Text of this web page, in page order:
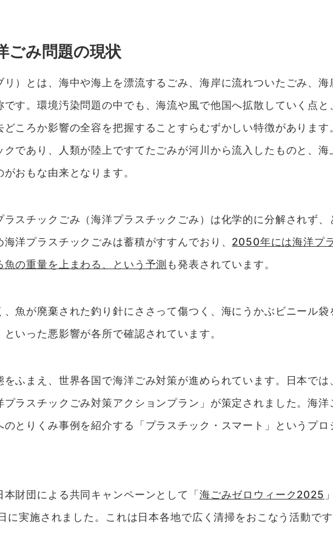
ごみ問題の現状
）とは、海中や海上を漂流するごみ、海岸に流れついたごみ、海
です。環境汚染問題の中でも、海流や風で他国へ拡散していく点と
どころか影響の全容を把握することすらむずかしい特徴があります
であり、人類が陸上ですてたごみが河川から流入したものと、海
おもな由来となります。
スチックごみ（海洋プラスチックごみ）は化学的に分解されず、
洋プラスチックごみは蓄積がすすんでおり、 2050年には海洋プ
の重量を上まわる、という予測 も発表されています。
魚が廃棄された釣り針にささって傷つく、海にうかぶビニール袋
いった悪影響が各所で確認されています。
をふまえ、世界各国で海洋ごみ対策が進められています。日本で
プラスチックごみ対策アクションプラン」が策定されました。海洋
とりくみ事例を紹介する「プラスチック・スマート」というプロ
本財団による共同キャンペーンとして「海ごみゼロウィーク2025
実施されました。これは日本各地で広く清掃をおこなう活動です